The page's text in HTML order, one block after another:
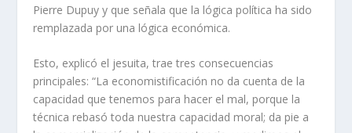
Pierre Dupuy y que señala que la lógica política ha sido
remplazada por una lógica económica.
Esto, explicó el jesuita, trae tres consecuencias
principales: “La economistificación no da cuenta de la
capacidad que tenemos para hacer el mal, porque la
técnica rebasó toda nuestra capacidad moral; da pie a